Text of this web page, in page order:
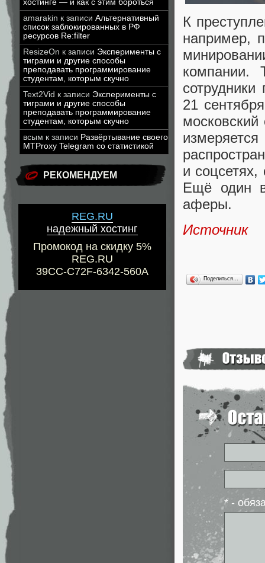
хостинге — и как с этим бороться
amarakin к записи Альтернативный
список заблокированных в РФ
ресурсов Re:filter
ResizeOn к записи Эксперименты с
тиграми и другие способы
преподавать программирование
студентам, которым скучно
Text2Vid к записи Эксперименты с
тиграми и другие способы
преподавать программирование
студентам, которым скучно
всым к записи Развёртывание своего
MTProxy Telegram со статистикой
РЕКОМЕНДУЕМ
REG.RU
надежный хостинг
Промокод на скидку 5%
REG.RU
39CC-C72F-6342-560A
К
например,
сотрудники
21
и соцсетях,
Ещё один
аферы.
Источник
Поделиться…
* -